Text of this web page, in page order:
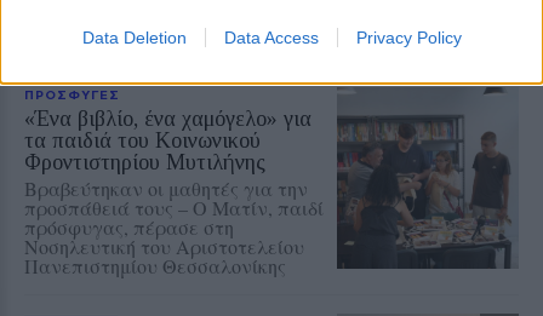
Data Deletion Data Access Privacy Policy
ΠΡΟΣΦΥΓΕΣ
«Ένα βιβλίο, ένα χαμόγελο» για
τα παιδιά του Κοινωνικού
Φροντιστηρίου Μυτιλήνης
Βραβεύτηκαν οι μαθητές για την
προσπάθειά τους – Ο Ματίν, παιδί
πρόσφυγας, πέρασε στη
Νοσηλευτική του Αριστοτελείου
Πανεπιστημίου Θεσσαλονίκης